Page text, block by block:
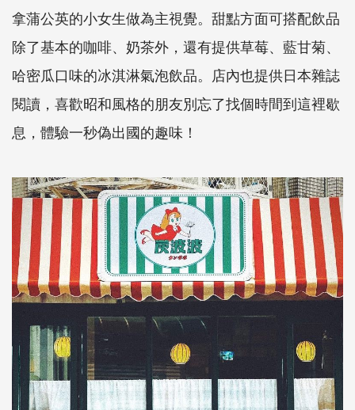
拿蒲公英的小女生做為主視覺。甜點方面可搭配飲品
除了基本的咖啡、奶茶外，還有提供草莓、藍甘菊、
哈密瓜口味的冰淇淋氣泡飲品。店內也提供日本雜誌
閱讀，喜歡昭和風格的朋友別忘了找個時間到這裡歇
息，體驗一秒偽出國的趣味！